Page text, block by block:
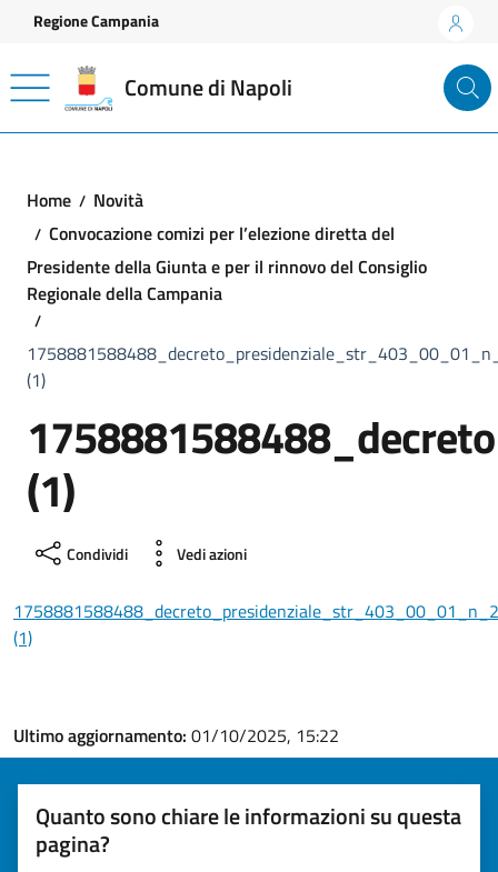
Vai ai contenuti
Vai al footer
Regione Campania
Comune di Napoli
Home
Novità
Convocazione comizi per l’elezione diretta del
Presidente della Giunta e per il rinnovo del Consiglio
Regionale della Campania
(1)
(1)
Condividi Vedi azioni
(1)
Ultimo aggiornamento: 01/10/2025, 15:22
Quanto sono chiare le informazioni su questa
pagina?